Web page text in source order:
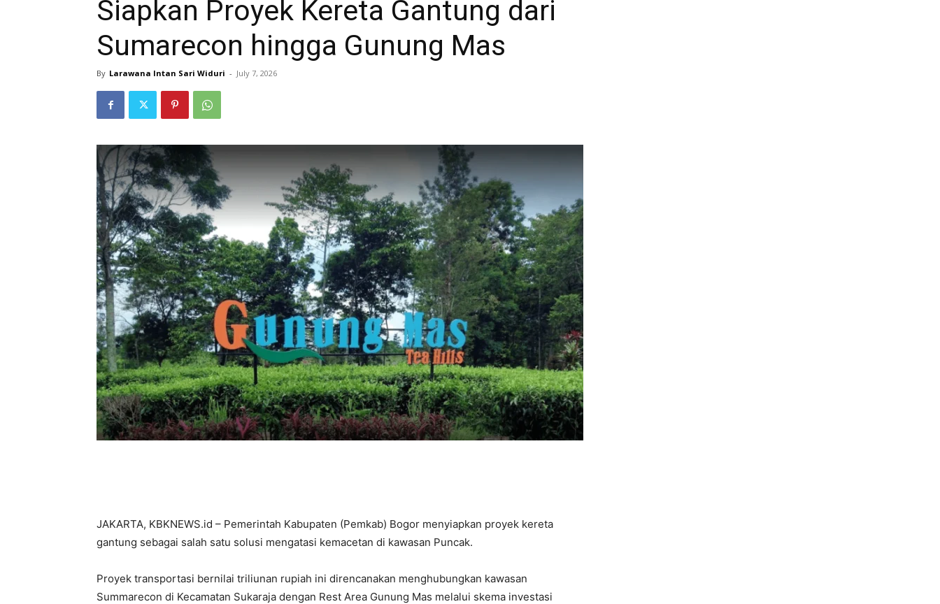
Siapkan Proyek Kereta Gantung dari
Sumarecon hingga Gunung Mas
By Larawana Intan Sari Widuri - July 7, 2026
JAKARTA, KBKNEWS.id – Pemerintah Kabupaten (Pemkab) Bogor menyiapkan proyek kereta
gantung sebagai salah satu solusi mengatasi kemacetan di kawasan Puncak.
Proyek transportasi bernilai triliunan rupiah ini direncanakan menghubungkan kawasan
Summarecon di Kecamatan Sukaraja dengan Rest Area Gunung Mas melalui skema investasi